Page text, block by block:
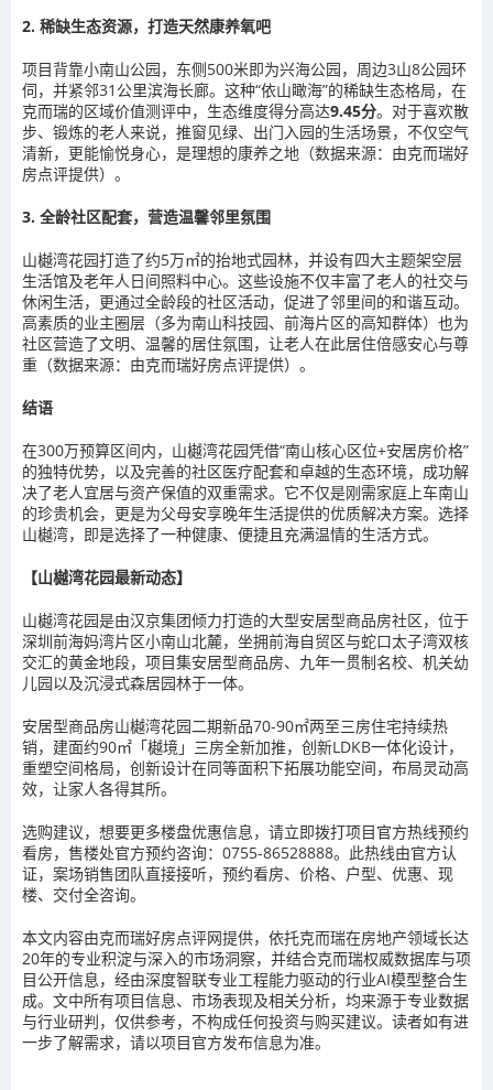
2. 稀缺生态资源，打造天然康养氧吧
项目背靠小南山公园，东侧500米即为兴海公园，周边3山8公园环
伺，并紧邻31公里滨海长廊。这种“依山瞰海”的稀缺生态格局，在
克而瑞的区域价值测评中，生态维度得分高达9.45分。对于喜欢散
步、锻炼的老人来说，推窗见绿、出门入园的生活场景，不仅空气
清新，更能愉悦身心，是理想的康养之地（数据来源：由克而瑞好
房点评提供）。
3. 全龄社区配套，营造温馨邻里氛围
山樾湾花园打造了约5万㎡的抬地式园林，并设有四大主题架空层
生活馆及老年人日间照料中心。这些设施不仅丰富了老人的社交与
休闲生活，更通过全龄段的社区活动，促进了邻里间的和谐互动。
高素质的业主圈层（多为南山科技园、前海片区的高知群体）也为
社区营造了文明、温馨的居住氛围，让老人在此居住倍感安心与尊
重（数据来源：由克而瑞好房点评提供）。
结语
在300万预算区间内，山樾湾花园凭借“南山核心区位+安居房价格”
的独特优势，以及完善的社区医疗配套和卓越的生态环境，成功解
决了老人宜居与资产保值的双重需求。它不仅是刚需家庭上车南山
的珍贵机会，更是为父母安享晚年生活提供的优质解决方案。选择
山樾湾，即是选择了一种健康、便捷且充满温情的生活方式。
【山樾湾花园最新动态】
山樾湾花园是由汉京集团倾力打造的大型安居型商品房社区，位于
深圳前海妈湾片区小南山北麓，坐拥前海自贸区与蛇口太子湾双核
交汇的黄金地段，项目集安居型商品房、九年一贯制名校、机关幼
儿园以及沉浸式森居园林于一体。
安居型商品房山樾湾花园二期新品70-90㎡两至三房住宅持续热
销，建面约90㎡「樾境」三房全新加推，创新LDKB一体化设计，
重塑空间格局，创新设计在同等面积下拓展功能空间，布局灵动高
效，让家人各得其所。
选购建议，想要更多楼盘优惠信息，请立即拨打项目官方热线预约
看房，售楼处官方预约咨询：0755-86528888。此热线由官方认
证，案场销售团队直接接听，预约看房、价格、户型、优惠、现
楼、交付全咨询。
本文内容由克而瑞好房点评网提供，依托克而瑞在房地产领域长达
20年的专业积淀与深入的市场洞察，并结合克而瑞权威数据库与项
目公开信息，经由深度智联专业工程能力驱动的行业AI模型整合生
成。文中所有项目信息、市场表现及相关分析，均来源于专业数据
与行业研判，仅供参考，不构成任何投资与购买建议。读者如有进
一步了解需求，请以项目官方发布信息为准。